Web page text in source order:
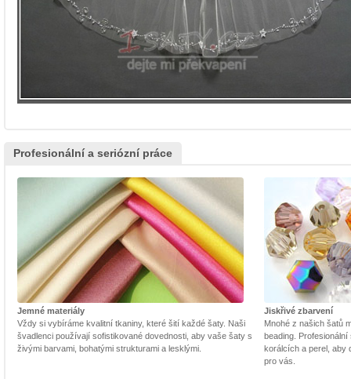
Profesionální a seriózní práce
Jemné materiály
Vždy si vybíráme kvalitní tkaniny, které šití každé šaty. Naši
švadlenci používají sofistikované dovednosti, aby vaše šaty s
živými barvami, bohatými strukturami a lesklými.
Jiskřivé zbarvení
Mnohé z našich šatů
beading.
korálcích a perel, aby
pro vás.